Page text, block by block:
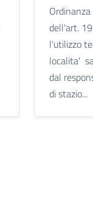
dell'art.
l'utilizzo
localita'
dal
di stazio...